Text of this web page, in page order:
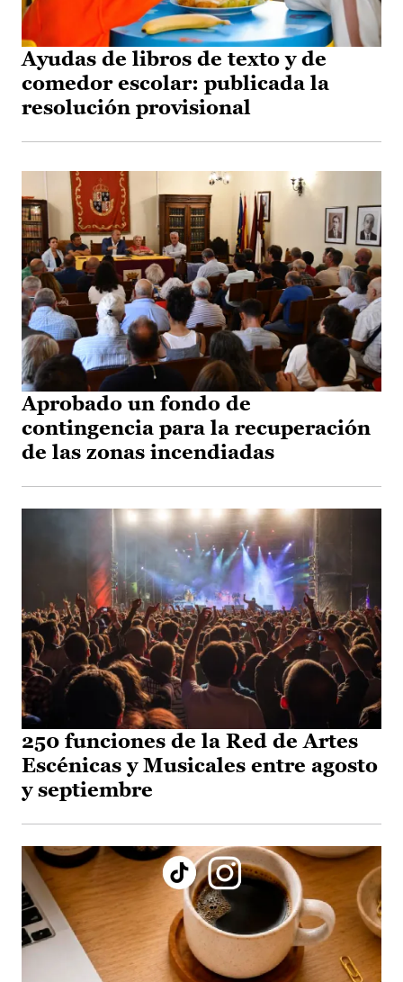
Ayudas de libros de texto y de
comedor escolar: publicada la
resolución provisional
Aprobado un fondo de
contingencia para la recuperación
de las zonas incendiadas
250 funciones de la Red de Artes
Escénicas y Musicales entre agosto
y septiembre